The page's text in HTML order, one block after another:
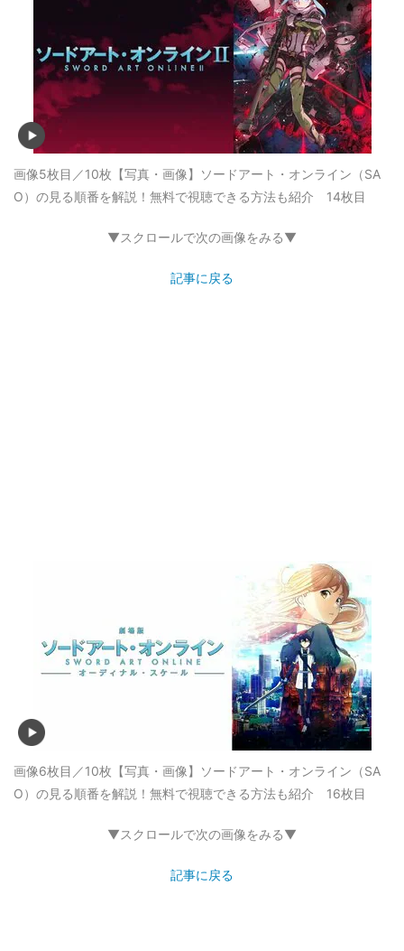
画像5枚目／10枚 【写真・画像】ソードアート・オンライン（SA
O）の見る順番を解説！無料で視聴できる方法も紹介 14枚目
▼スクロールで次の画像をみる▼
記事に戻る
画像6枚目／10枚 【写真・画像】ソードアート・オンライン（SA
O）の見る順番を解説！無料で視聴できる方法も紹介 16枚目
▼スクロールで次の画像をみる▼
記事に戻る